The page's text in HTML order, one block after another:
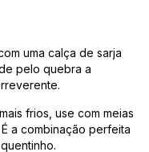
uma calça de sarja
pelo quebra a
frios, use com meias
a combinação perfeita